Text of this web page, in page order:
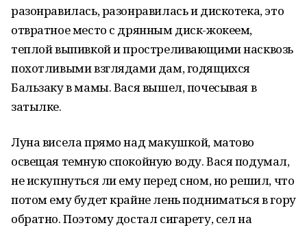
разонравилась, разонравилась и дискотека, это
отвратное место с дрянным диск-жокеем,
теплой выпивкой и простреливающими насквозь
похотливыми взглядами дам, годящихся
Бальзаку в мамы. Вася вышел, почесывая в
затылке.
Луна висела прямо над макушкой, матово
освещая темную спокойную воду. Вася подумал,
не искупнуться ли ему перед сном, но решил, что
потом ему будет крайне лень подниматься в гору
обратно. Поэтому достал сигарету, сел на